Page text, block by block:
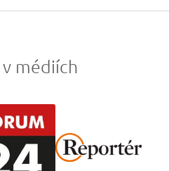
médiích